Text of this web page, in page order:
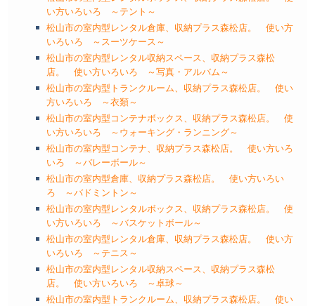
い方いろいろ ～テント～
松山市の室内型レンタル倉庫、収納プラス森松店。 使い方
いろいろ ～スーツケース～
松山市の室内型レンタル収納スペース、収納プラス森松
店。 使い方いろいろ ～写真・アルバム～
松山市の室内型トランクルーム、収納プラス森松店。 使い
方いろいろ ～衣類～
松山市の室内型コンテナボックス、収納プラス森松店。 使
い方いろいろ ～ウォーキング・ランニング～
松山市の室内型コンテナ、収納プラス森松店。 使い方いろ
いろ ～バレーボール～
松山市の室内型倉庫、収納プラス森松店。 使い方いろい
ろ ～バドミントン～
松山市の室内型レンタルボックス、収納プラス森松店。 使
い方いろいろ ～バスケットボール～
松山市の室内型レンタル倉庫、収納プラス森松店。 使い方
いろいろ ～テニス～
松山市の室内型レンタル収納スペース、収納プラス森松
店。 使い方いろいろ ～卓球～
松山市の室内型トランクルーム、収納プラス森松店。 使い